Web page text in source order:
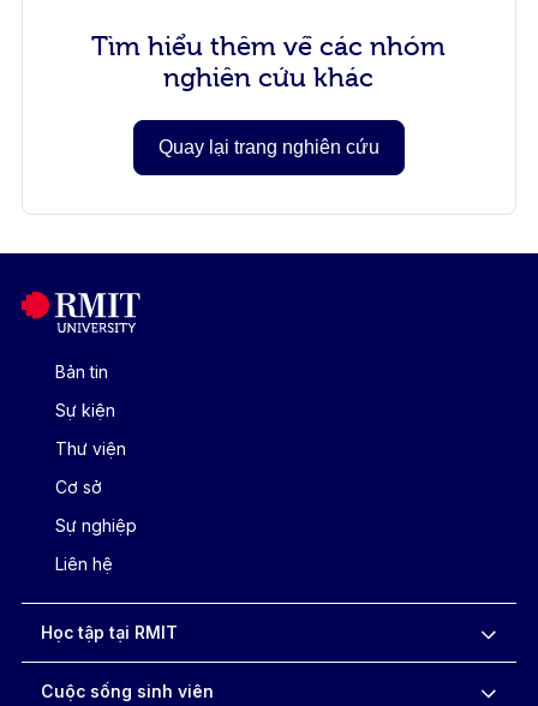
Tìm hiểu thêm về các nhóm
nghiên cứu khác
Quay lại trang nghiên cứu
Bản tin
Sự kiện
Thư viện
Cơ sở
Sự nghiệp
Liên hệ
Học tập tại RMIT
Cuộc sống sinh viên